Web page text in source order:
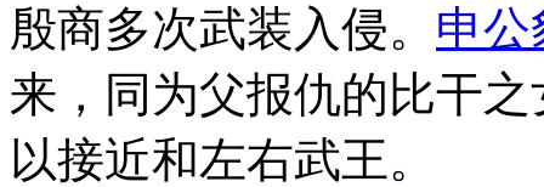
殷商多次武装入侵。 申公
来，同为父报仇的比干之
以接近和左右武王。